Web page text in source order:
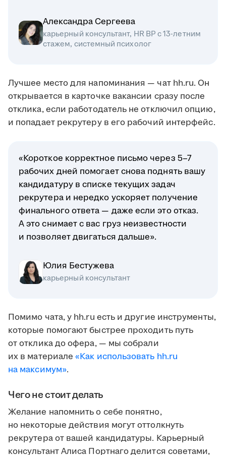
Александра Сергеева
карьерный консультант, HR BP с 13-летним
стажем, системный психолог
Лучшее место для напоминания — чат hh.ru. Он
открывается в карточке вакансии сразу после
отклика, если работодатель не отключил опцию,
и попадает рекрутеру в его рабочий интерфейс.
«Короткое корректное письмо через 5–7
рабочих дней помогает снова поднять вашу
кандидатуру в списке текущих задач
рекрутера и нередко ускоряет получение
финального ответа — даже если это отказ.
А это снимает с вас груз неизвестности
и позволяет двигаться дальше».
Юлия Бестужева
карьерный консультант
Помимо чата, у hh.ru есть и другие инструменты,
которые помогают быстрее проходить путь
от отклика до офера, — мы собрали
их в материале«Как использовать hh.ru
на максимум».
Чего не стоит делать
Желание напомнить о себе понятно,
но некоторые действия могут оттолкнуть
рекрутера от вашей кандидатуры. Карьерный
консультант Алиса Портнаго делится советами,